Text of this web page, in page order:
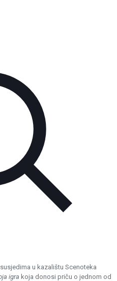
u kazalištu Scenoteka
igra koja donosi priču o jednom od